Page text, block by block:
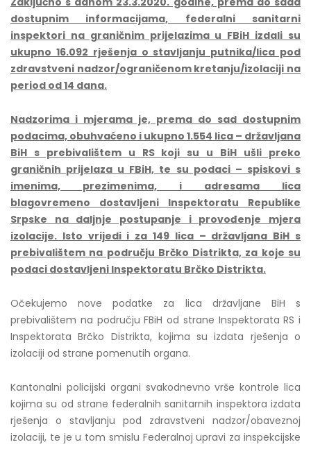
dostupnim informacijama, federalni sanitarni
inspektori na graničnim prijelazima u FBiH izdali su
ukupno 16.092 rješenjao stavljanju putnika/lica pod
zdravstveni nadzor/ograničenom kretanju/izolaciji na
period od 14 dana.
Nadzorima i mjerama je, prema do sad dostupnim
podacima, obuhvaćeno i ukupno 1.554 lica – državljana
BiH s prebivalištem u RS koji su u BiH ušli preko
graničnih prijelaza u FBiH, te su podaci – spiskovi s
imenima, prezimenima, i adresama lica
blagovremeno dostavljeni Inspektoratu Republike
Srpske na daljnje postupanje i provođenje mjera
izolacije. Isto vrijedi i za 149 lica – državljana BiH s
prebivalištem na području Brčko Distrikta, za koje su
podaci dostavljeni Inspektoratu Brčko Distrikta.
Očekujemo nove podatke za lica državljane BiH s
prebivalištem na području FBiH od strane Inspektorata RS i
Inspektorata Brčko Distrikta, kojima su izdata rješenja o
izolaciji od strane pomenutih organa.
Kantonalni policijski organi svakodnevno vrše kontrole lica
kojima su od strane federalnih sanitarnih inspektora izdata
rješenja o stavljanju pod zdravstveni nadzor/obaveznoj
izolaciji, te je u tom smislu Federalnoj upravi za inspekcijske